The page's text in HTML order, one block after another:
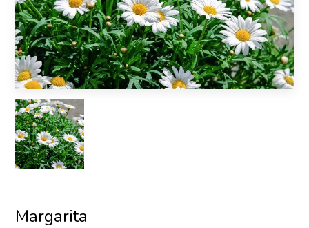
Margarita